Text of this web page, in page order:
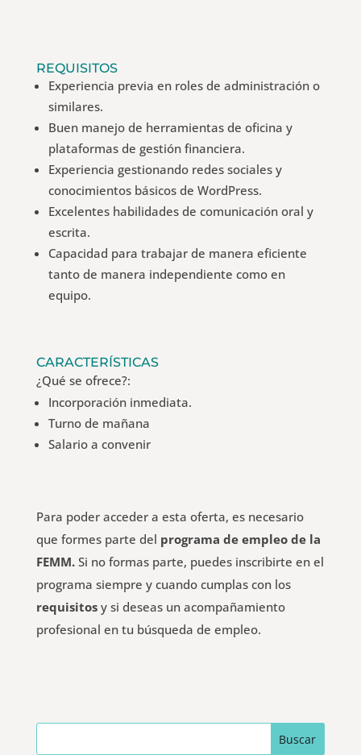
REQUISITOS
Experiencia previa en roles de administración o
similares.
Buen manejo de herramientas de oficina y
plataformas de gestión financiera.
Experiencia gestionando redes sociales y
conocimientos básicos de WordPress.
Excelentes habilidades de comunicación oral y
escrita.
Capacidad para trabajar de manera eficiente
tanto de manera independiente como en
equipo.
CARACTERÍSTICAS
¿Qué se ofrece?:
Incorporación inmediata.
Turno de mañana
Salario a convenir
Para poder acceder a esta oferta, es necesario
que formes parte del programa de empleo de la
FEMM.Si no formas parte, puedes inscribirte en el
programa siempre y cuando cumplas con los
requisitosy si deseas un acompañamiento
profesional en tu búsqueda de empleo.